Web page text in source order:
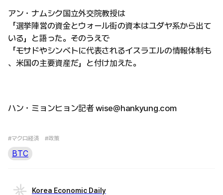
アン・ナムシク国立外交院教授は
「選挙陣営の資金とウォール街の資本はユダヤ系から出て
いる」と語った。そのうえで
「モサドやシンベトに代表されるイスラエルの情報体制も
、米国の主要資産だ」と付け加えた。
ハン・ミョンヒョン記者 wise@hankyung.com
#マクロ経済 #政策
BTC
Korea Economic Daily